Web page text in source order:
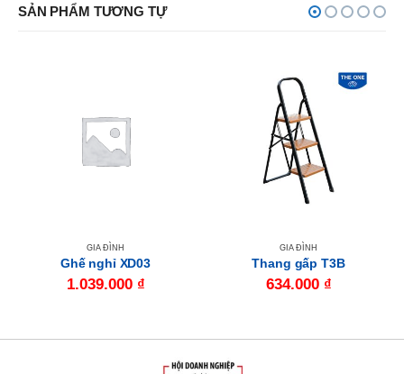
SẢN PHẨM TƯƠNG TỰ
GIA ĐÌNH
Ghế nghỉ XD03
1.039.000 ₫
GIA ĐÌNH
Thang gấp T3B
634.000 ₫